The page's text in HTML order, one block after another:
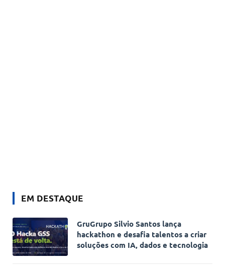
EM DESTAQUE
GruGrupo Silvio Santos lança
hackathon e desafia talentos a criar
soluções com IA, dados e tecnologia